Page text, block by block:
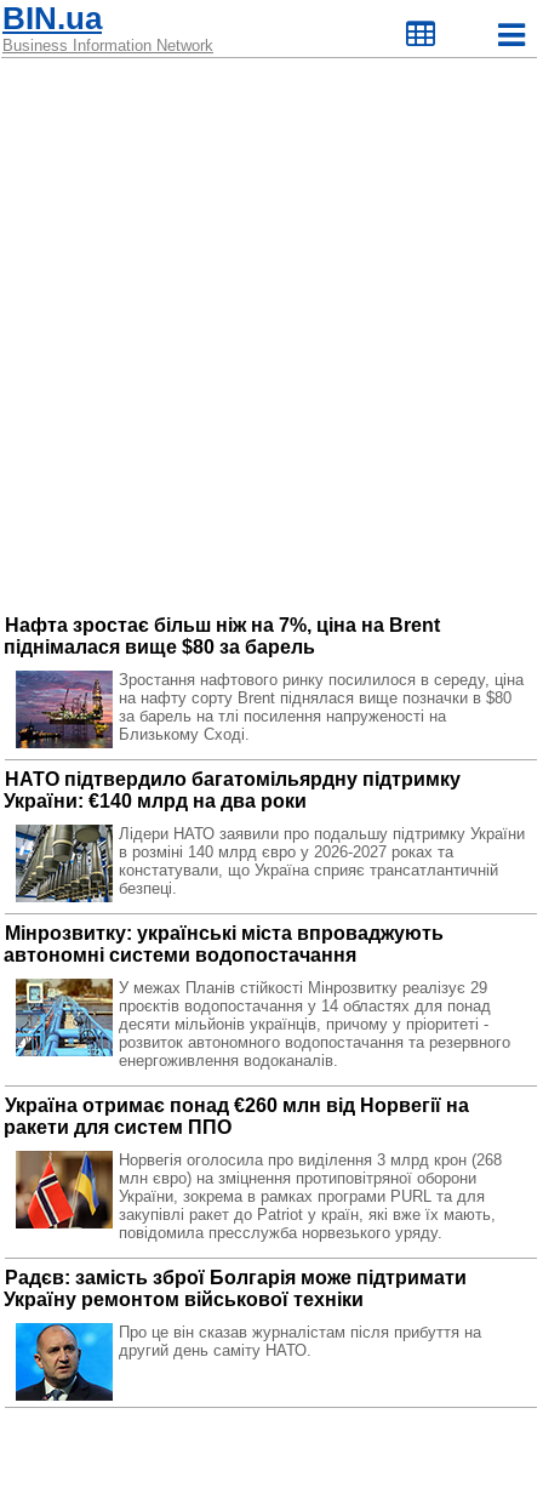
BIN.ua
Business Information Network
Нафта зростає більш ніж на 7%, ціна на Brent
піднімалася вище $80 за барель
Зростання нафтового ринку посилилося в середу, ціна
на нафту сорту Brent піднялася вище позначки в $80
за барель на тлі посилення напруженості на
Близькому Сході.
НАТО підтвердило багатомільярдну підтримку
України: €140 млрд на два роки
Лідери НАТО заявили про подальшу підтримку України
в розміні 140 млрд євро у 2026-2027 роках та
констатували, що Україна сприяє трансатлантичній
безпеці.
Мінрозвитку: українські міста впроваджують
автономні системи водопостачання
У межах Планів стійкості Мінрозвитку реалізує 29
проєктів водопостачання у 14 областях для понад
десяти мільйонів українців, причому у пріоритеті -
розвиток автономного водопостачання та резервного
енергоживлення водоканалів.
Україна отримає понад €260 млн від Норвегії на
ракети для систем ППО
Норвегія оголосила про виділення 3 млрд крон (268
млн євро) на зміцнення протиповітряної оборони
України, зокрема в рамках програми PURL та для
закупівлі ракет до Patriot у країн, які вже їх мають,
повідомила пресслужба норвезького уряду.
Радєв: замість зброї Болгарія може підтримати
Україну ремонтом військової техніки
Про це він сказав журналістам після прибуття на
другий день саміту НАТО.